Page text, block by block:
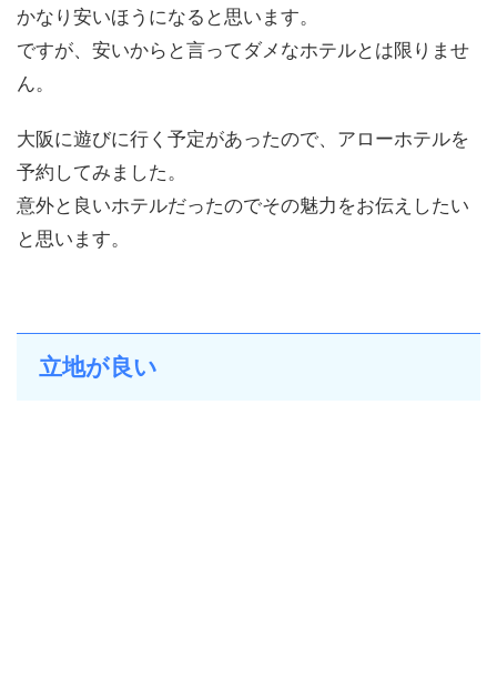
かなり安いほうになると思います。
ですが、安いからと言ってダメなホテルとは限りませ
ん。
大阪に遊びに行く予定があったので、アローホテルを
予約してみました。
意外と良いホテルだったのでその魅力をお伝えしたい
と思います。
立地が良い